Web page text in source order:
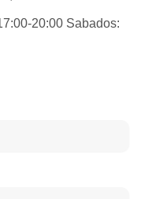
20:00 Sabados: